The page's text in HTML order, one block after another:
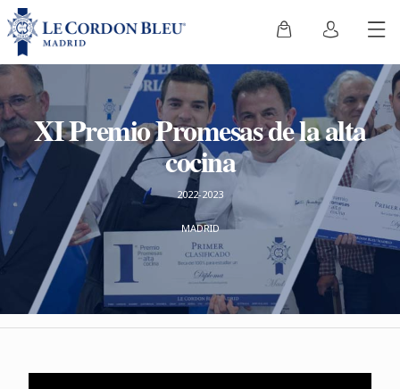
XI Premio Promesas de la alta
cocina
2022-2023
MADRID